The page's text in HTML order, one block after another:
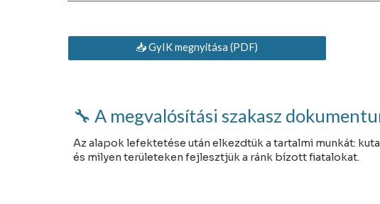
📥 GyIK megnyitása (PDF)
🔧 A megvalósítási szakasz
Az alapok lefektetése után elkezdtük a tartalmi munkát:
és milyen területeken fejlesztjük a ránk bízott fiatalokat.